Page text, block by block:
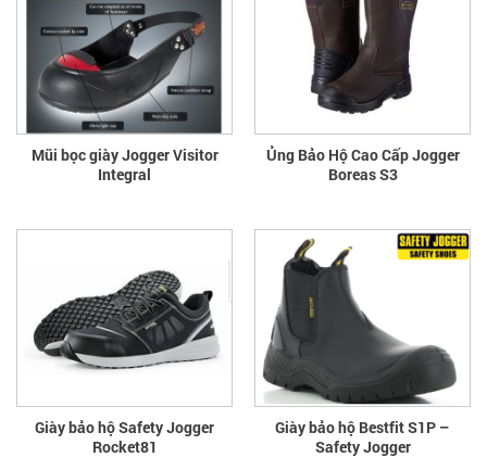
Mũi bọc giày Jogger Visitor
Integral
Ủng Bảo Hộ Cao Cấp Jogger
Boreas S3
Giày bảo hộ Safety Jogger
Rocket81
Giày bảo hộ Bestfit S1P –
Safety Jogger